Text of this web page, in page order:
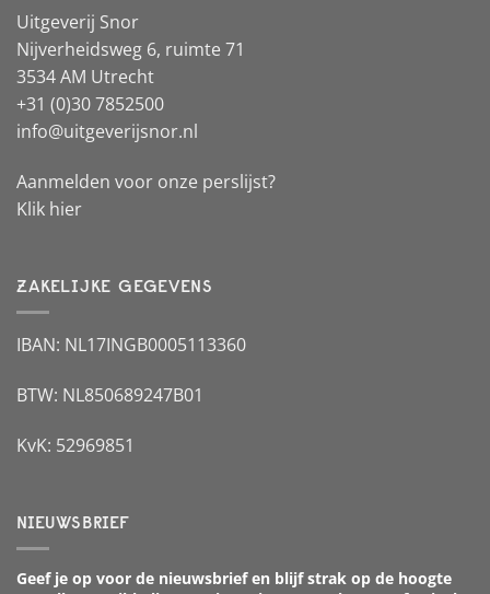
Uitgeverij Snor
Nijverheidsweg 6, ruimte 71
3534 AM Utrecht
+31 (0)30 7852500
info@uitgeverijsnor.nl
Aanmelden voor onze perslijst?
Klik hier
ZAKELIJKE GEGEVENS
IBAN: NL17INGB0005113360
BTW: NL850689247B01
KvK: 52969851
NIEUWSBRIEF
Geef je op voor de nieuwsbrief en blijf strak op de hoogte